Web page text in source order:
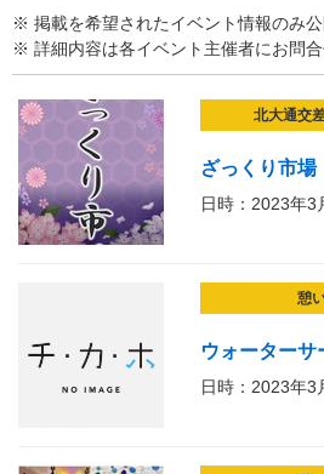
※ 掲載を希望されたイベント情報のみ公
※ 詳細内容は各イベント主催者にお問合
北大通交
ざっくり市場
日時：2023年3
憩
ウォーターサ
日時：2023年3